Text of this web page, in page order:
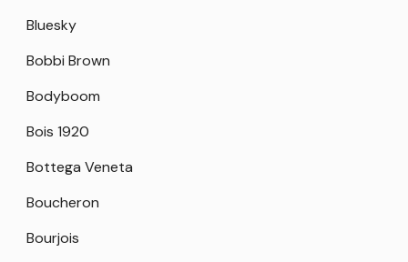
Bluesky
Bobbi Brown
Bodyboom
Bois 1920
Bottega Veneta
Boucheron
Bourjois